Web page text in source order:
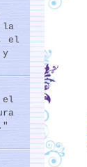
la
el
y
el